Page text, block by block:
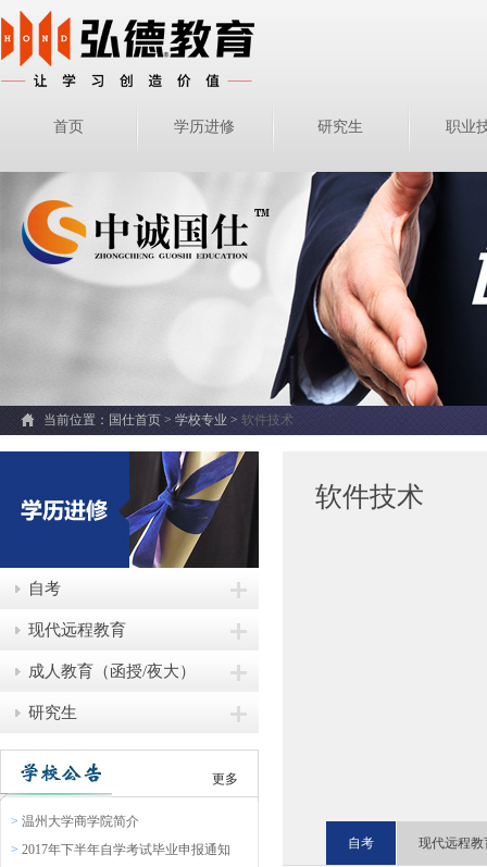
首页 学历进修 研究生 职业
当前位置： 国仕首页 > 学校专业 >软件技术
自考
现代远程教育
成人教育（函授/夜大）
研究生
更多
> 温州大学商学院简介
> 2017年下半年自学考试毕业申报通知
软件技术
自考 现代远程教